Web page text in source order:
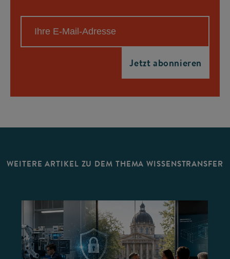
WEITERE ARTIKEL ZU DEM THEMA WISSENSTRANSFER